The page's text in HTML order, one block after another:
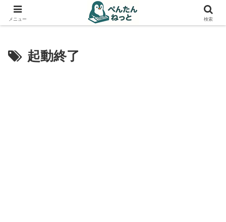
PCやガジェットの備忘録
起動終了
メニュー 検索